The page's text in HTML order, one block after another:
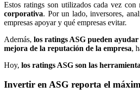
Estos ratings son utilizados cada vez
corporativa. Por un lado, inversores,
empresas apoyar y qué empresas evitar.
Además, los ratings ASG pueden
mejora de la reputación de la empresa,
Hoy, los ratings ASG son las
Invertir en ASG reporta el